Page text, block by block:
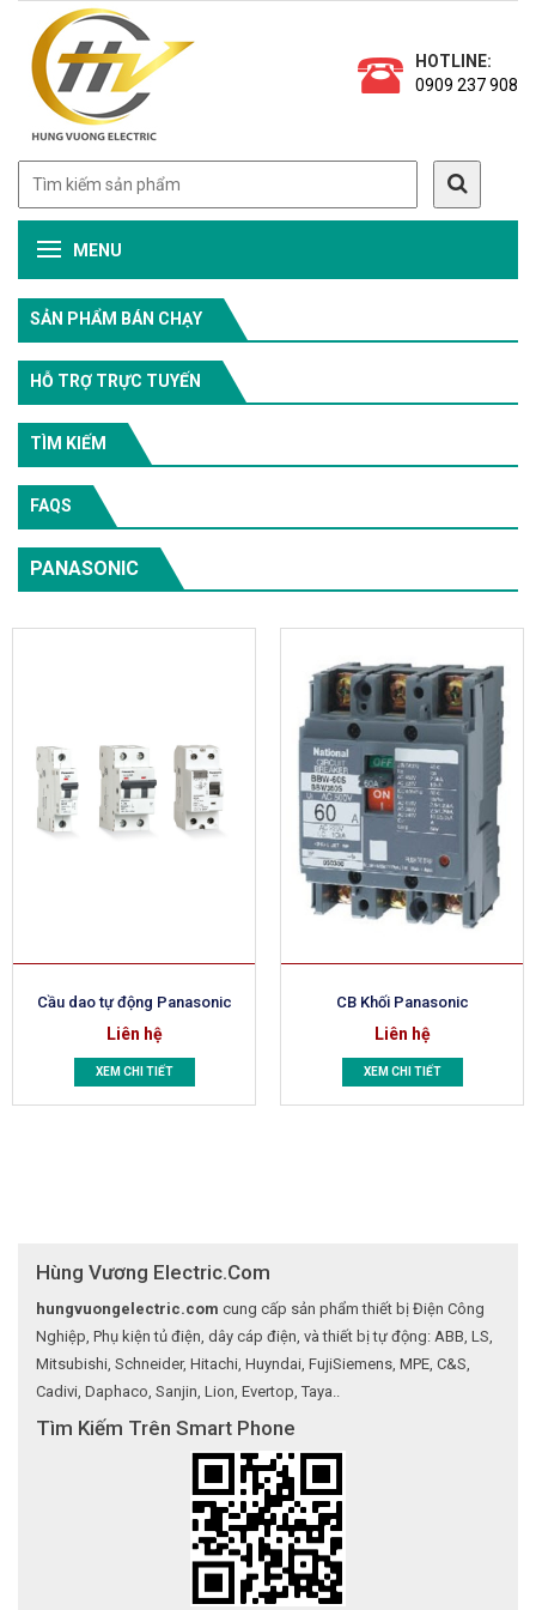
HOTLINE:
0909 237 908
MENU
SẢN PHẨM BÁN CHẠY
HỖ TRỢ TRỰC TUYẾN
TÌM KIẾM
FAQS
PANASONIC
Cầu dao tự động Panasonic
Liên hệ
XEM CHI TIẾT
CB Khối Panasonic
Liên hệ
XEM CHI TIẾT
Hùng Vương Electric.Com
hungvuongelectric.com cung cấp sản phẩm thiết bị Điện Công
Nghiệp, Phụ kiện tủ điện, dây cáp điện, và thiết bị tự động: ABB, LS,
Mitsubishi, Schneider, Hitachi, Huyndai, FujiSiemens, MPE, C&S,
Cadivi, Daphaco, Sanjin, Lion, Evertop, Taya..
Tìm Kiếm Trên Smart Phone